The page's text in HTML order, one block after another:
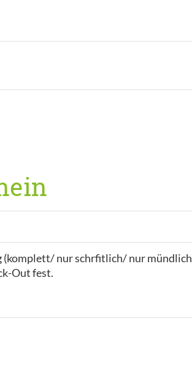
(komplett/ nur schrfitlich/ nur mündlich
Out fest.